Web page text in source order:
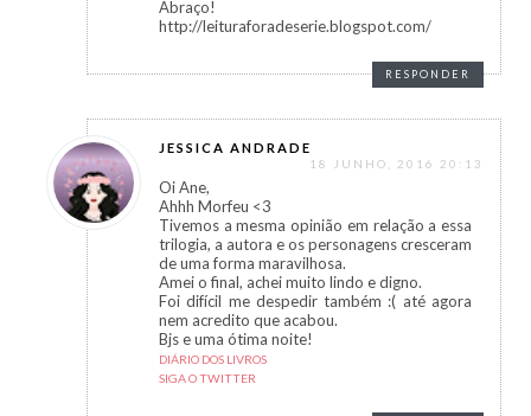
Abraço!
http://leituraforadeserie.blogspot.com/
RESPONDER
JESSICA ANDRADE
18 JUNHO, 2016 20:13
Oi Ane,
Ahhh Morfeu <3
Tivemos a mesma opinião em relação a essa
trilogia, a autora e os personagens cresceram
de uma forma maravilhosa.
Amei o final, achei muito lindo e digno.
Foi difícil me despedir também :( até agora
nem acredito que acabou.
Bjs e uma ótima noite!
DIÁRIO DOS LIVROS
SIGA O TWITTER